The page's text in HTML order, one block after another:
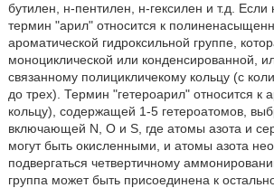
бутилен, н-пентилен, н-гексилен и т.д. Если
термин "арил" относится к
ароматической гидроксильной группе,
моноциклической или конденсированной,
связанному полицикличекому кольцу (с
до трех). Термин "гетероарил" относится к
кольцу), содержащей 1-5 гетероатомов,
включающей N, O и S, где атомы азота и
могут быть окисленными, и атомы азота
подвергаться четвертичному
группа может быть присоединена к